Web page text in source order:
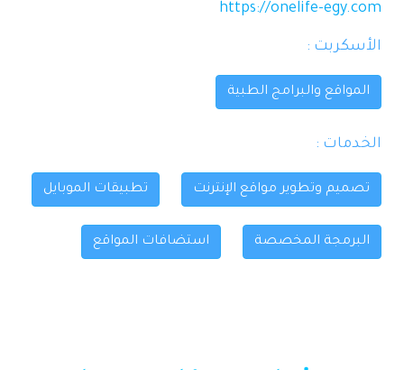
https://onelife-egy.com
اﻷسكربت :
المواقع والبرامج الطبية
الخدمات :
تصميم وتطوير مواقع الإنترنت تطبيقات الموبايل
البرمجة المخصصة استضافات المواقع